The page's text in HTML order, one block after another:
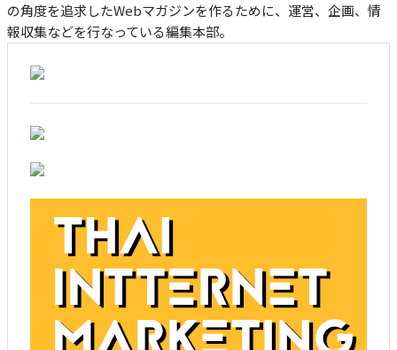
の角度を追求したWebマガジンを作るために、運営、企画、情
報収集などを行なっている編集本部。